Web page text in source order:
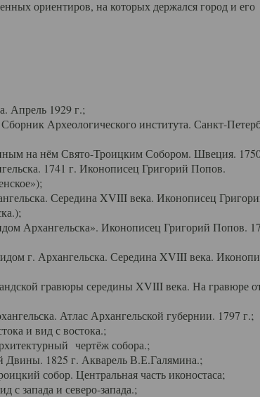
ориентиров, на которых держался город и его
Апрель 1929 г.;
Археологического института. Санкт-
на нём Свято-Троицким Собором. Швеция.
1741 г. Иконописец Григорий Попов.
Середина XVIII века. Иконописец
Архангельска». Иконописец Григорий Попов.
г. Архангельска. Середина XVIII века.
гравюры середины XVIII века. На гравюре
Атлас Архангельской губернии. 1797 г.;
и вид с востока.;
чертёж собора.;
1825 г. Акварель В.Е.Галямина.;
собор. Центральная часть иконостаса;
запада и северо-запада.;